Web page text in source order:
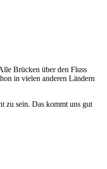
Brücken über den Fluss
in vielen anderen Ländern
zu sein. Das kommt uns gut